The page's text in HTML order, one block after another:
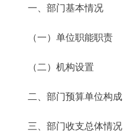
一、部门基本情况
（一）单位职能职责
（二）机构设置
二、部门预算单位构成
三、部门收支总体情况